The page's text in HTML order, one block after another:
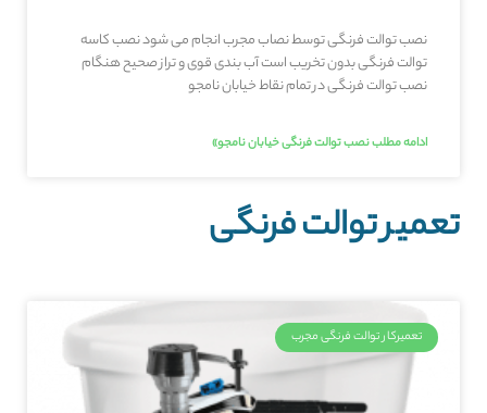
نصب توالت فرنگی توسط نصاب مجرب انجام می شود نصب کاسه
توالت فرنگی بدون تخریب است آب بندی قوی و تراز صحیح هنگام
نصب توالت فرنگی در تمام نقاط خیابان نامجو
ادامه مطلب نصب توالت فرنگی خیابان نامجو»
تعمیر توالت فرنگی
تعمیرکار توالت فرنگی مجرب